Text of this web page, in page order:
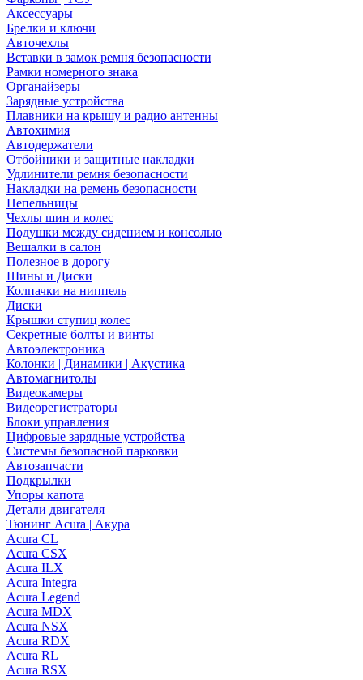
Аксессуары
Брелки и ключи
Авточехлы
Вставки в замок ремня безопасности
Рамки номерного знака
Органайзеры
Зарядные устройства
Плавники на крышу и радио антенны
Автохимия
Автодержатели
Отбойники и защитные накладки
Удлинители ремня безопасности
Накладки на ремень безопасности
Пепельницы
Чехлы шин и колес
Подушки между сидением и консолью
Вешалки в салон
Полезное в дорогу
Шины и Диски
Колпачки на ниппель
Диски
Крышки ступиц колес
Секретные болты и винты
Автоэлектроника
Колонки | Динамики | Акустика
Автомагнитолы
Видеокамеры
Видеорегистраторы
Блоки управления
Цифровые зарядные устройства
Системы безопасной парковки
Автозапчасти
Подкрылки
Упоры капота
Детали двигателя
Тюнинг Acura | Акура
Acura CL
Acura CSX
Acura ILX
Acura Integra
Acura Legend
Acura MDX
Acura NSX
Acura RDX
Acura RL
Acura RSX